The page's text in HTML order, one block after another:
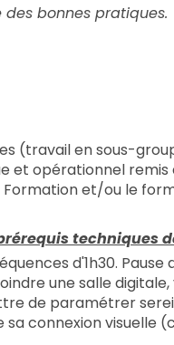
bonnes pratiques.
(travail en sous-
et opérationnel
Formation et/ou le
techniques
d'1h30.
une salle
de paramétrer
connexion